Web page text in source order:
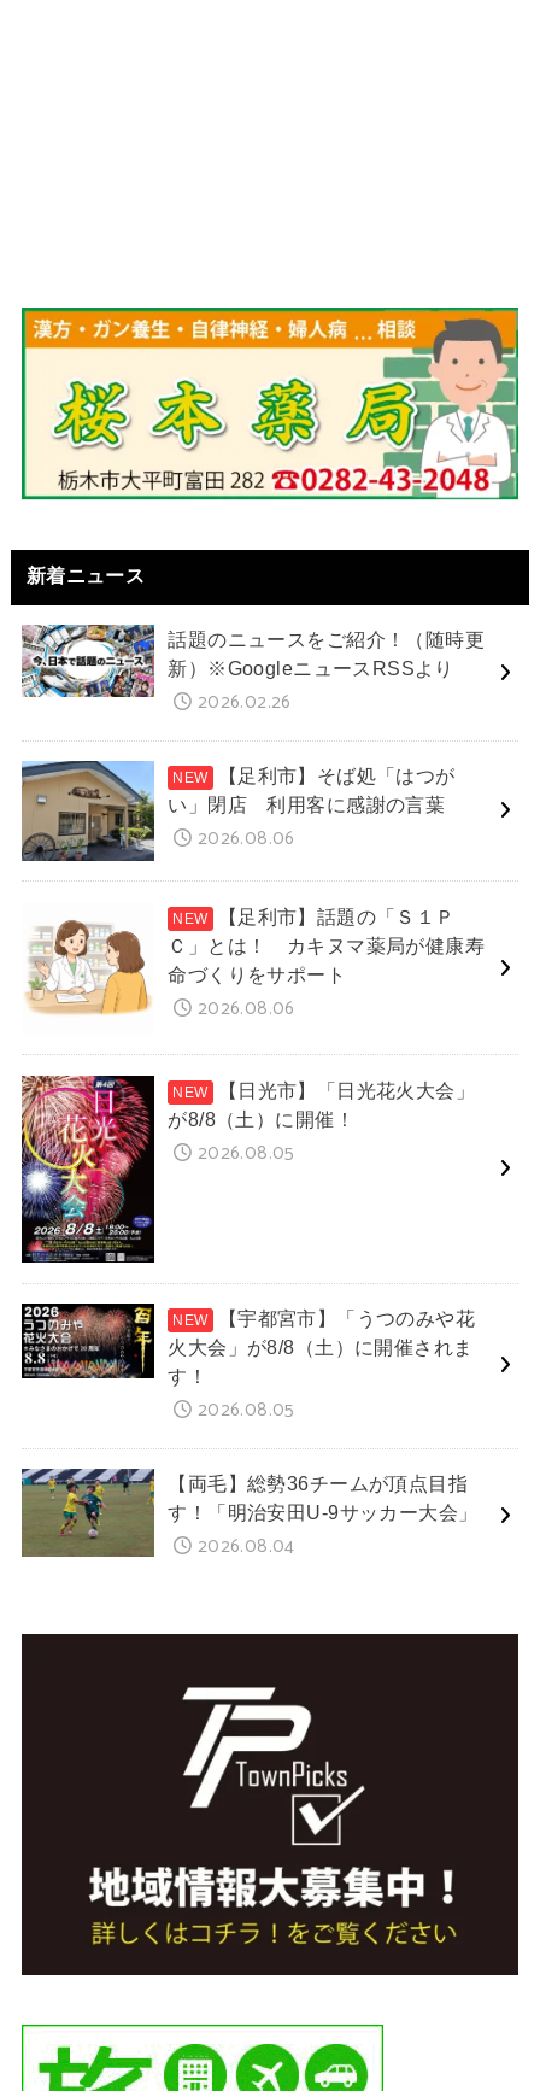
新着ニュース
話題のニュースをご紹介！（随時更
新）※GoogleニュースRSSより
2026.02.26
【足利市】そば処「はつが
い」閉店 利用客に感謝の言葉
2026.08.06
【足利市】話題の「Ｓ１Ｐ
Ｃ」とは！ カキヌマ薬局が健康寿
命づくりをサポート
2026.08.06
【日光市】「日光花火大会」
が8/8（土）に開催！
2026.08.05
【宇都宮市】「うつのみや花
火大会」が8/8（土）に開催されま
す！
2026.08.05
【両毛】総勢36チームが頂点目指
す！「明治安田U-9サッカー大会」
2026.08.04